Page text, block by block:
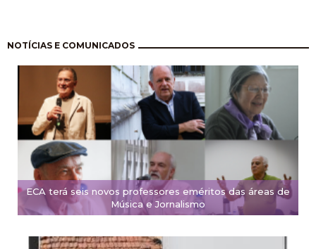
NOTÍCIAS E COMUNICADOS
ECA terá seis novos professores eméritos das áreas de
Música e Jornalismo
Pagination